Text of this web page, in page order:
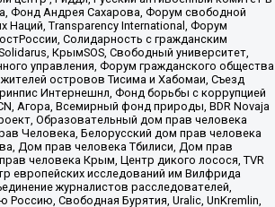
Фонд Андрея Сахарова, Форум свободной
Наций, Transparеncy International, Форум
Солидарность с гражданским
КрымSOS, Свободный университет,
управления, Форум гражданского общества
островов Тисима и Хабомаи, Съезд
Интернешнл, Фонд борьбы с коррупцией
Агора, Всемирный фонд природы, BDR Novaja
Образовательный дом прав человека
Человека, Белорусский дом прав человека
Дом прав человека Тбилиси, Дом прав
человека Крым, Центр дикого лосося, TVR
европейских исследований им Вилфрида
журналистов расследователей,
Свободная Бурятия, Uralic, UnKremlin,